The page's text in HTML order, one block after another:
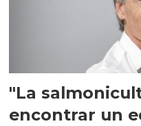
"La
encontrar un